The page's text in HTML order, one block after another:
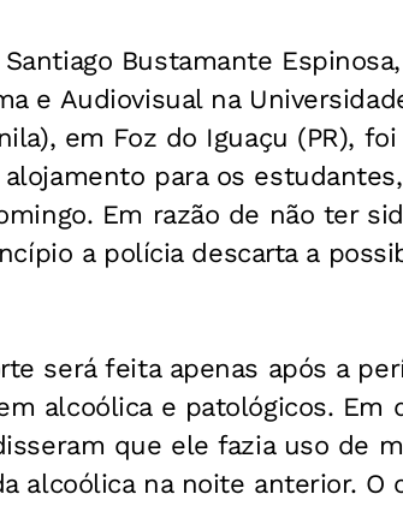
Bustamante
e Audiovisual na
em Foz do Iguaçu (PR),
para os
Em razão de não ter
a polícia descarta a
será feita apenas após a
alcoólica e patológicos. Em
que ele fazia uso de
alcoólica na noite anterior. O